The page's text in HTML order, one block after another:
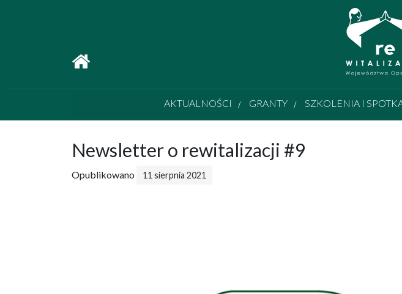
AKTUALNOŚCI GRANTY SZKOLENIA I
Newsletter o rewitalizacji #9
Opublikowano 11 sierpnia 2021